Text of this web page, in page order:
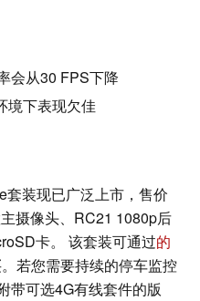
会从30 FPS下降
境下表现欠佳
装现已广泛上市，售价
摄像头、RC21 1080p后
卡。 该套装可通过的
若您需要持续的停车监控
带可选4G有线套件的版